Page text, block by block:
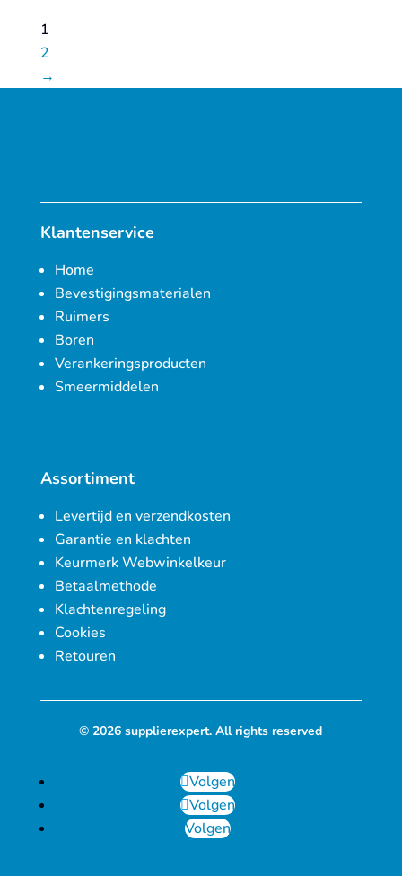
1
2
→
Klantenservice
Home
Bevestigingsmaterialen
Ruimers
Boren
Verankeringsproducten
Smeermiddelen
Assortiment
Levertijd en verzendkosten
Garantie en klachten
Keurmerk Webwinkelkeur
Betaalmethode
Klachtenregeling
Cookies
Retouren
© 2026 supplierexpert. All rights reserved
Volgen
Volgen
Volgen